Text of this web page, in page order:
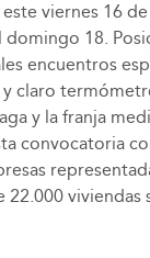
viernes 16
domingo 18.
encuentros
y claro
y la franja
convocatoria
22.000 viviendas